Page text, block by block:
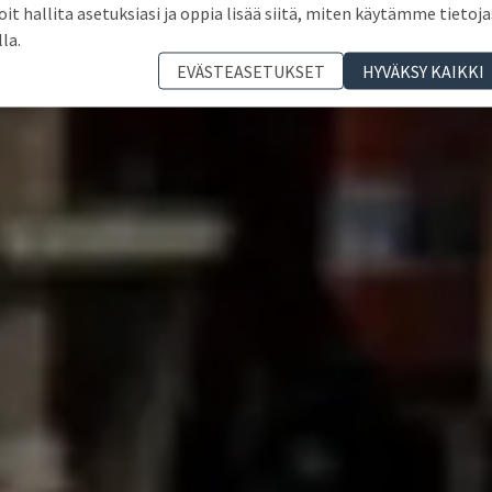
hallita asetuksiasi ja oppia lisää siitä, miten käytämme
EVÄSTEASETUKSET
HYVÄKSY KAIKKI